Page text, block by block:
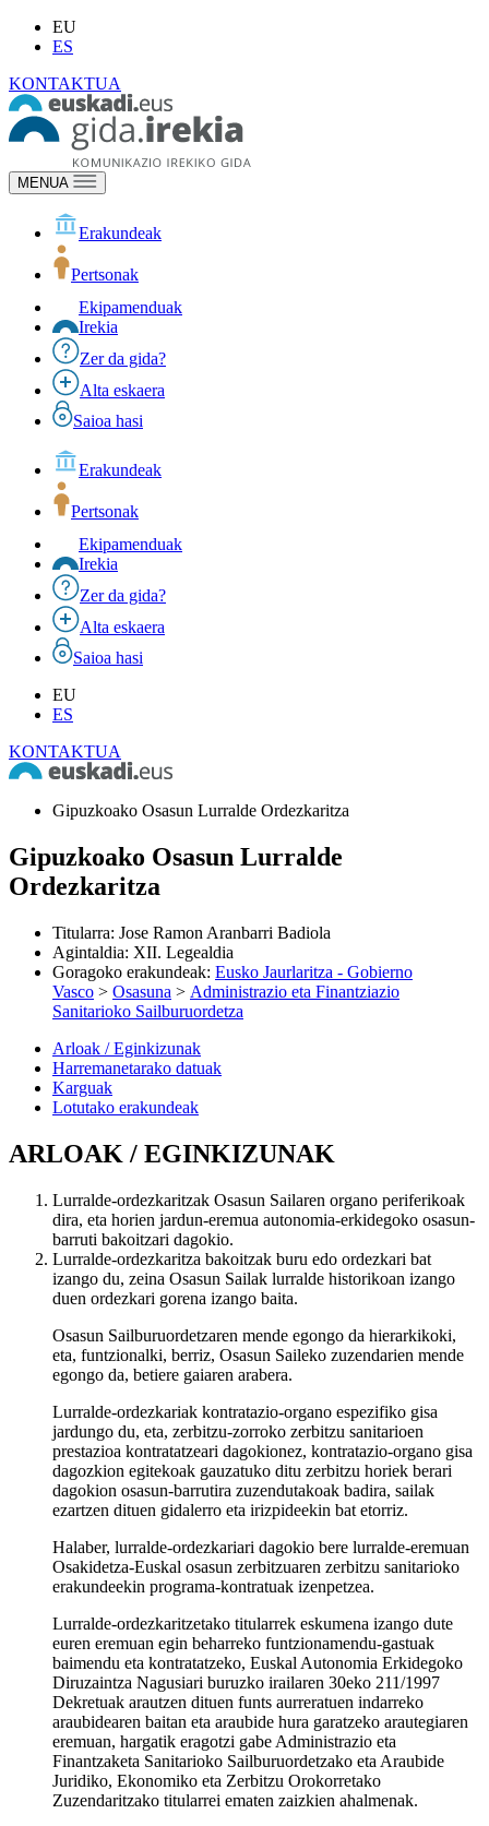
EU
ES
KONTAKTUA
MENUA
Erakundeak
Pertsonak
Ekipamenduak
Irekia
Zer da gida?
Alta eskaera
Saioa hasi
Erakundeak
Pertsonak
Ekipamenduak
Irekia
Zer da gida?
Alta eskaera
Saioa hasi
EU
ES
KONTAKTUA
Gipuzkoako Osasun Lurralde Ordezkaritza
Gipuzkoako Osasun Lurralde
Ordezkaritza
Titularra: Jose Ramon Aranbarri Badiola
Agintaldia: XII. Legealdia
Goragoko erakundeak: Eusko Jaurlaritza - Gobierno
Vasco > Osasuna > Administrazio eta Finantziazio
Sanitarioko Sailburuordetza
Arloak / Eginkizunak
Harremanetarako datuak
Karguak
Lotutako erakundeak
ARLOAK / EGINKIZUNAK
Lurralde-ordezkaritzak Osasun Sailaren organo periferikoak
dira, eta horien jardun-eremua autonomia-erkidegoko osasun-
barruti bakoitzari dagokio.
Lurralde-ordezkaritza bakoitzak buru edo ordezkari bat
izango du, zeina Osasun Sailak lurralde historikoan izango
duen ordezkari gorena izango baita.
Osasun Sailburuordetzaren mende egongo da hierarkikoki,
eta, funtzionalki, berriz, Osasun Saileko zuzendarien mende
egongo da, betiere gaiaren arabera.
Lurralde-ordezkariak kontratazio-organo espezifiko gisa
jardungo du, eta, zerbitzu-zorroko zerbitzu sanitarioen
prestazioa kontratatzeari dagokionez, kontratazio-organo gisa
dagozkion egitekoak gauzatuko ditu zerbitzu horiek berari
dagokion osasun-barrutira zuzendutakoak badira, sailak
ezartzen dituen gidalerro eta irizpideekin bat etorriz.
Halaber, lurralde-ordezkariari dagokio bere lurralde-eremuan
Osakidetza-Euskal osasun zerbitzuaren zerbitzu sanitarioko
erakundeekin programa-kontratuak izenpetzea.
Lurralde-ordezkaritzetako titularrek eskumena izango dute
euren eremuan egin beharreko funtzionamendu-gastuak
baimendu eta kontratatzeko, Euskal Autonomia Erkidegoko
Diruzaintza Nagusiari buruzko irailaren 30eko 211/1997
Dekretuak arautzen dituen funts aurreratuen indarreko
araubidearen baitan eta araubide hura garatzeko arautegiaren
eremuan, hargatik eragotzi gabe Administrazio eta
Finantzaketa Sanitarioko Sailburuordetzako eta Araubide
Juridiko, Ekonomiko eta Zerbitzu Orokorretako
Zuzendaritzako titularrei ematen zaizkien ahalmenak.